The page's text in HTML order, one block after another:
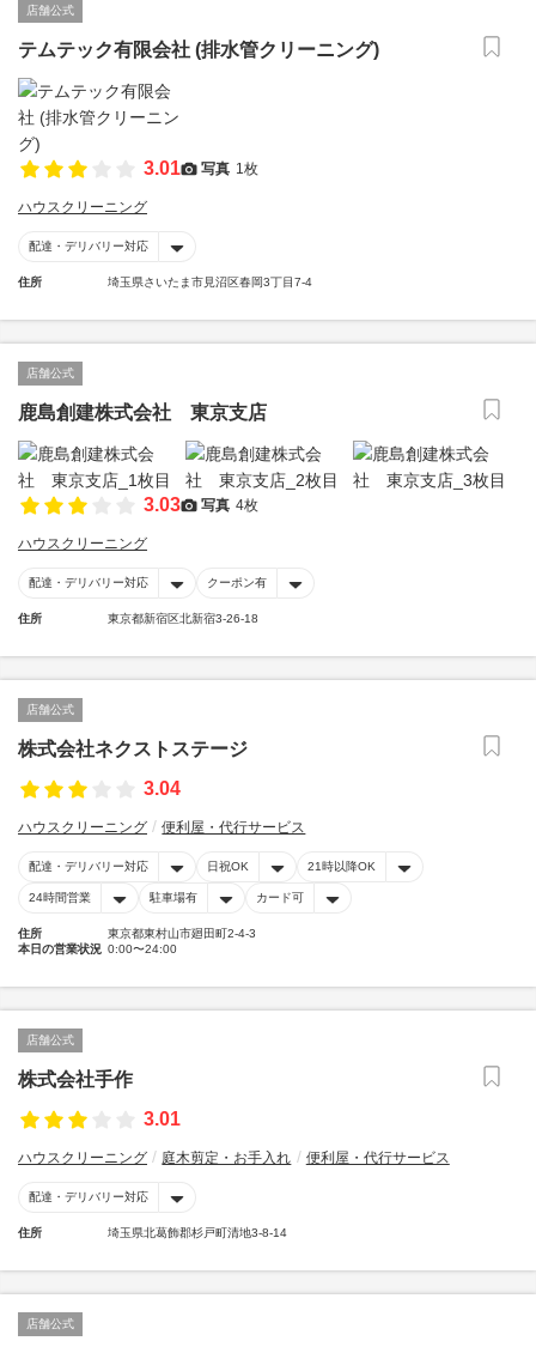
店舗公式
テムテック有限会社 (排水管クリーニング)
3.01 写真 1枚
ハウスクリーニング
配達・デリバリー対応
住所 埼玉県さいたま市見沼区春岡3丁目7-4
店舗公式
鹿島創建株式会社 東京支店
3.03 写真 4枚
ハウスクリーニング
配達・デリバリー対応 クーポン有
住所 東京都新宿区北新宿3-26-18
店舗公式
株式会社ネクストステージ
3.04
ハウスクリーニング 便利屋・代行サービス
配達・デリバリー対応 日祝OK 21時以降OK
24時間営業 駐車場有 カード可
住所
東京都東村山市廻田町2-4-3
本日の営業状況 0:00〜24:00
店舗公式
株式会社手作
3.01
ハウスクリーニング 庭木剪定・お手入れ 便利屋・代行サービス
配達・デリバリー対応
住所 埼玉県北葛飾郡杉戸町清地3-8-14
店舗公式